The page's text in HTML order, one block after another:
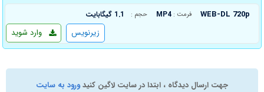
WEB-DL 720p فرمت : MP4 حجم : 1.1 گیگابایت
وارد شوید زیرنویس
جهت ارسال دیدگاه ، ابتدا در سایت لاگین کنیدورود به سایت